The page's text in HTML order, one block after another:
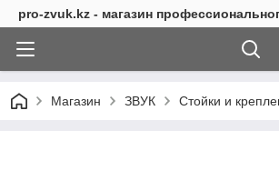
pro-zvuk.kz - магазин
Магазин ЗВУК Стойки и